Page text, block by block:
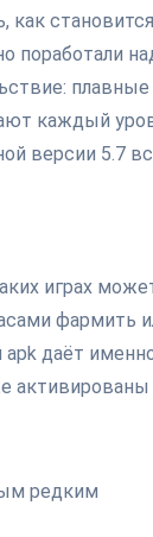
как
поработали
каждый
версии 5.7
играх
фармить
даёт
редким